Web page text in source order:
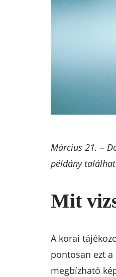
Március 21. –
példány
Mit
A korai
pontosan ezt
megbízható